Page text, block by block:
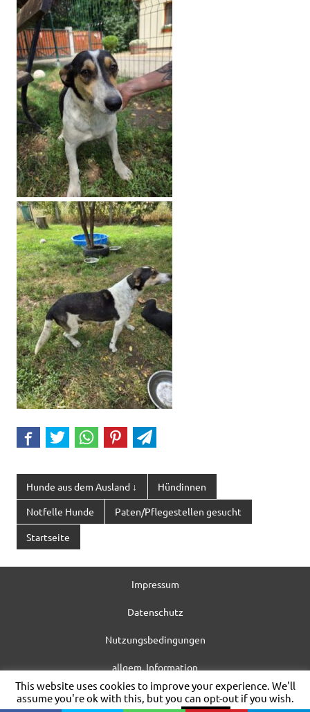
Hunde aus dem Ausland ↓ Hündinnen
Notfelle Hunde Paten/Pflegestellen gesucht
Startseite
Impressum
Datenschutz
Nutzungsbedingungen
allgem. Information
WordPress-Theme: Dynamic News von ThemeZee.
This website uses cookies to improve your experience. We'll
assume you're ok with this, but you can opt-out if you wish.